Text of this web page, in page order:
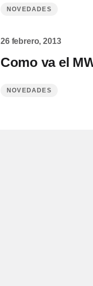
NOVEDADES
26 febrero, 2013
Como va el
NOVEDADES